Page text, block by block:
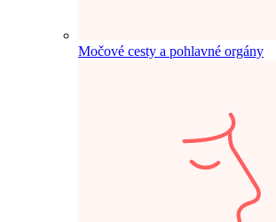
Močové cesty a pohlavné orgány